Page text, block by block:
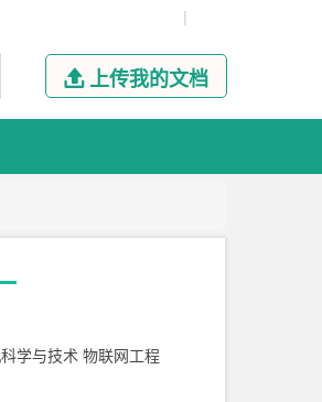
|
 上传我的文档
学与技术 物联网工程